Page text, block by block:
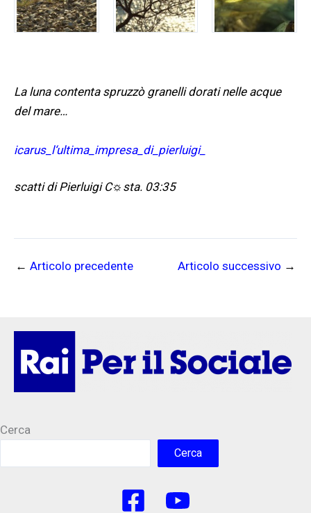
La luna contenta spruzzò granelli dorati nelle acque
del mare…
icarus_ l‘ultima_ impresa_ di_ pierluigi_
scatti di Pierluigi C☼ sta. 03:35
← Articolo precedente Articolo successivo →
Cerca
Cerca